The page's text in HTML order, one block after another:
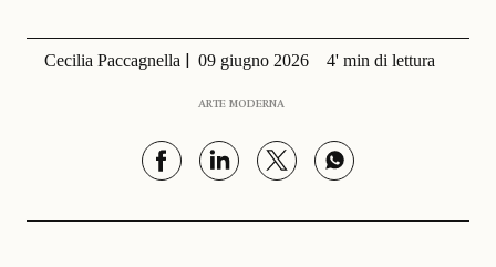
Cecilia Paccagnella 09 giugno 2026 4' min di lettura
ARTE MODERNA